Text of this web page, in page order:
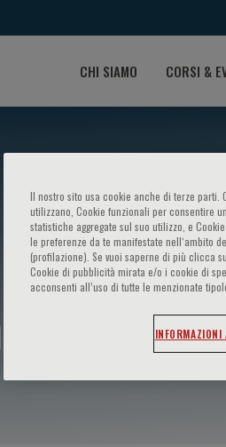
CHI SIAMO CORSI &
Worcester
Il nostro sito usa cookie anche di terze parti.
utilizzano, Cookie funzionali per consentire
statistiche aggregate sul suo utilizzo, e
le preferenze da te manifestate nell‘ambito
(profilazione). Se vuoi saperne di più clicca
Cookie di pubblicità mirata e/o i cookie di
acconsenti all’uso di tutte le menzionate
INFORMAZIONI